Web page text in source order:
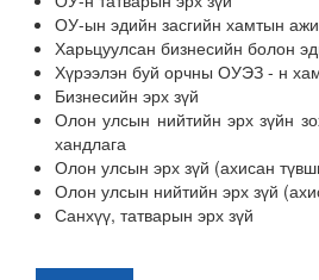
ОУ-ын эдийн засгийн хамтын
Харьцуулсан бизнесийн болон
Хүрээлэн буй орчны ОУЭЗ - н
Бизнесийн эрх зүй
Олон улсын нийтийн эрх зүйн
хандлага
Олон улсын эрх зүй (ахисан
Олон улсын нийтийн эрх зүй
Санхүү, татварын эрх зүй